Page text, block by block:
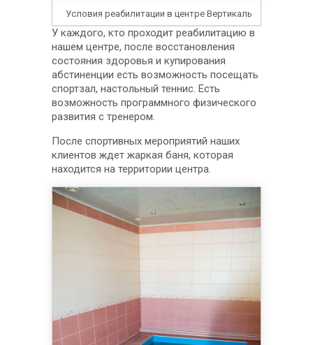
Условия реабилитации в центре Вертикаль
У каждого, кто проходит реабилитацию в
нашем центре, после восстановления
состояния здоровья и купирования
абстиненции есть возможность посещать
спортзал, настольный теннис. Есть
возможность программного физического
развития с тренером.
После спортивных мероприятий наших
клиентов ждет жаркая баня, которая
находится на территории центра.